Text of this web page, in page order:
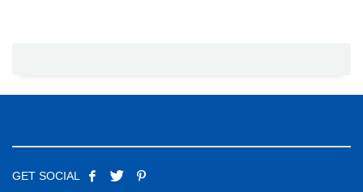
GET SOCIAL